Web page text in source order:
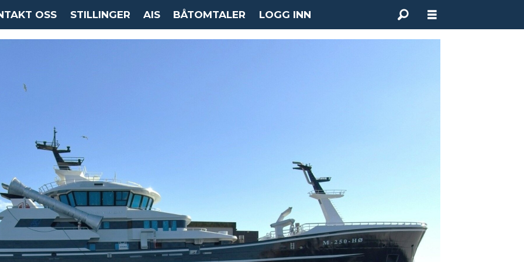
OSS STILLINGER AIS BÅTOMTALER LOGG INN